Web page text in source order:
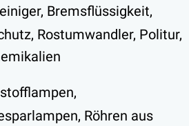
Bremsflüssigkeit,
Rostumwandler, Politur,
Röhren aus